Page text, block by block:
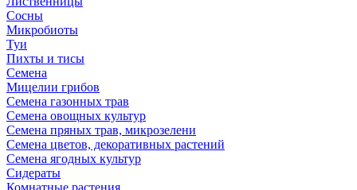
Сосны
Микробиоты
Туи
Пихты и тисы
Семена
Мицелии грибов
Семена газонных трав
Семена овощных культур
Семена пряных трав, микрозелени
Семена цветов, декоративных растений
Семена ягодных культур
Сидераты
Комнатные растения